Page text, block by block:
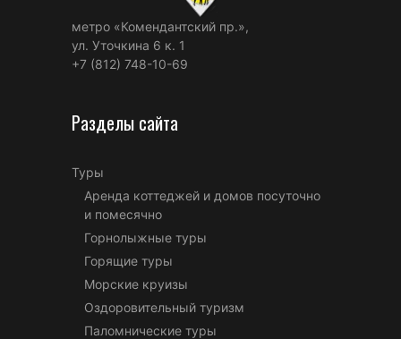
метро «Комендантский пр.»,
ул. Уточкина 6 к. 1
+7 (812) 748-10-69
Разделы сайта
Туры
Аренда коттеджей и домов посуточно
и помесячно
Горнолыжные туры
Горящие туры
Морские круизы
Оздоровительный туризм
Паломнические туры